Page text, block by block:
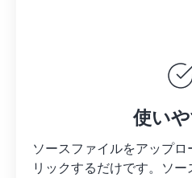
使い
ソースファイルをアップ
リックするだけです。 ソー